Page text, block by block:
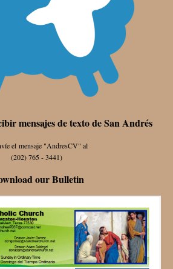
mensajes de texto de San Andrés
el mensaje "AndresCV" al
(202) 765 - 3441)
our Bulletin